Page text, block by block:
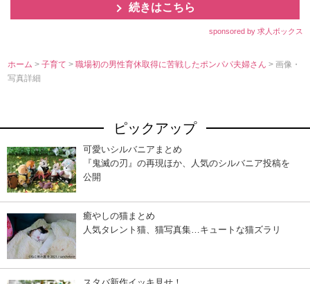
続きはこちら
sponsored by 求人ボックス
ホーム >子育て>職場初の男性育休取得に苦戦したポンパパ夫婦さん> 画像・
写真詳細
ピックアップ
可愛いシルバニアまとめ
『鬼滅の刃』の再現ほか、人気のシルバニア投稿を
公開
癒やしの猫まとめ
人気タレント猫、猫写真集…キュートな猫ズラリ